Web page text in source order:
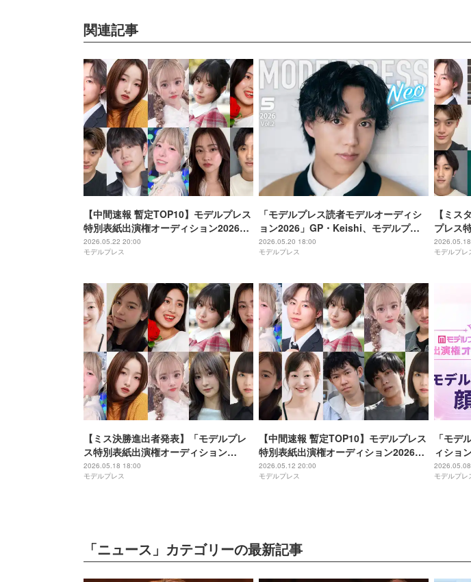
関連記事
【中間速報 暫定TOP10】モデルプレス
特別表紙出演権オーディション2026＜
決勝投票＞
2026.05.22 20:00
モデルプレス
「モデルプレス読者モデルオーディシ
ョン2026」GP・Keishi、モデルプレ
ス特別企画「今月のカバーモデル
NEO」5月に登場
2026.05.20 18:00
モデルプレス
【ミス
プレス
2026」
モデルプレ
【ミス決勝進出者発表】「モデルプレ
ス特別表紙出演権オーディション
2026」投票スタート
2026.05.18 18:00
モデルプレス
【中間速報 暫定TOP10】モデルプレス
特別表紙出演権オーディション2026＜
予選審査＞
2026.05.12 20:00
モデルプレス
「モデ
ィショ
予選投
モデルプレ
「ニュース」カテゴリーの最新記事